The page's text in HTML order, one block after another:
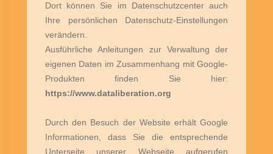
Dort können Sie im Datenschutzcenter auch
Ihre persönlichen Datenschutz-Einstellungen
verändern.
Ausführliche Anleitungen zur Verwaltung der
eigenen Daten im Zusammenhang mit Google-
Produkten finden Sie hier:
https://www.dataliberation.org
Durch den Besuch der Website erhält Google
Informationen, dass Sie die entsprechende
Unterseite unserer Webseite aufgerufen